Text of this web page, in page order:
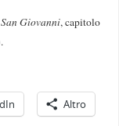
Giovanni, capitolo
Altro